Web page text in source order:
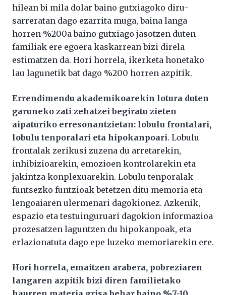
hilean bi mila dolar baino gutxiagoko diru-
sarreratan dago ezarrita muga, baina langa
horren %200a baino gutxiago jasotzen duten
familiak ere egoera kaskarrean bizi direla
estimatzen da. Hori horrela, ikerketa honetako
lau lagunetik bat dago %200 horren azpitik.
Errendimendu akademikoarekin lotura duten
garuneko zati zehatzei begiratu zieten
aipaturiko erresonantzietan: lobulu frontalari,
lobulu tenporalari eta hipokanpoari. Lobulu
frontalak zerikusi zuzena du arretarekin,
inhibizioarekin, emozioen kontrolarekin eta
jakintza konplexuarekin. Lobulu tenporalak
funtsezko funtzioak betetzen ditu memoria eta
lengoaiaren ulermenari dagokionez. Azkenik,
espazio eta testuinguruari dagokion informazioa
prozesatzen laguntzen du hipokanpoak, eta
erlazionatuta dago epe luzeko memoriarekin ere.
Hori horrela, emaitzen arabera, pobreziaren
langaren azpitik bizi diren familietako